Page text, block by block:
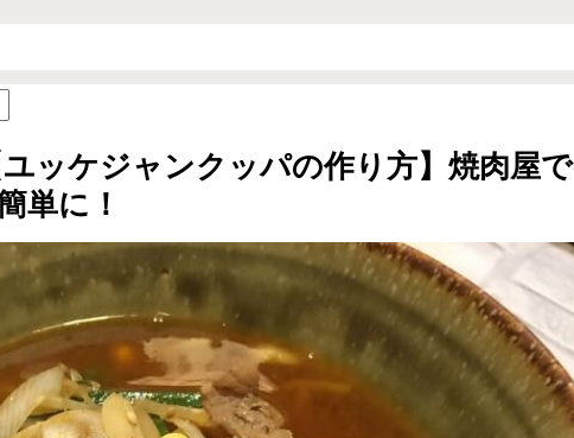
ッケジャンクッパの作り方】焼肉屋で
単に！